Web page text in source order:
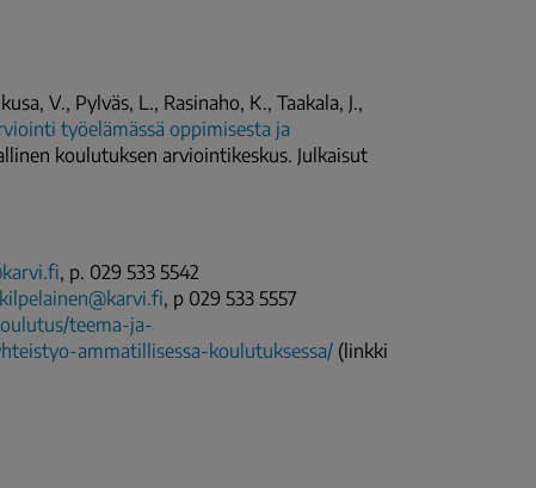
V., Pylväs, L., Rasinaho, K., Taakala, J.,
työelämässä oppimisesta ja
koulutuksen arviointikeskus. Julkaisut
, p. 029 533 5542
, p 029 533 5557
teema-ja-
ammatillisessa-koulutuksessa/ (linkki